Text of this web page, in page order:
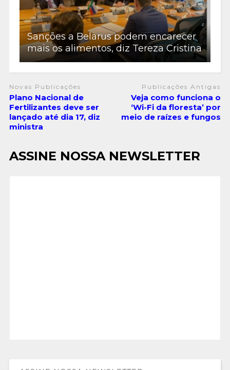
Sanções a Belarus podem encarecer
mais os alimentos, diz Tereza Cristina
Novas Publicações
Plano Nacional de
Fertilizantes deve ser
lançado até dia 17, diz
ministra
Publicações Antigas
Veja como funciona o
‘Wi-Fi da floresta’ por
meio de raízes e fungos
ASSINE NOSSA NEWSLETTER